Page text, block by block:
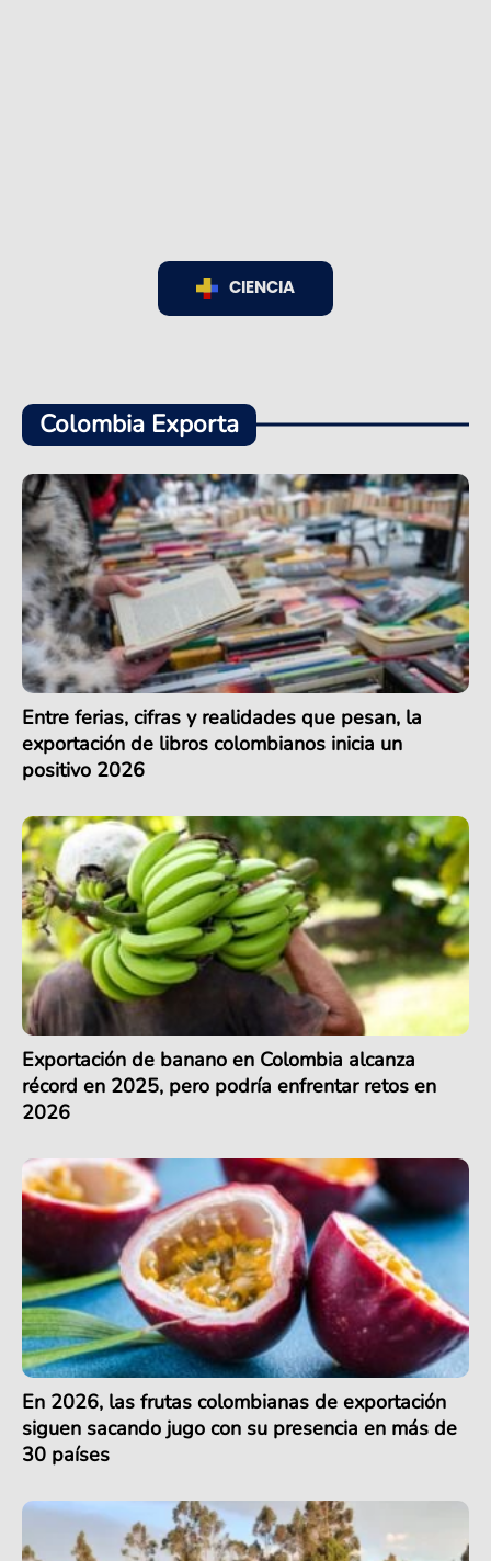
CIENCIA
Colombia Exporta
Entre ferias, cifras y realidades que pesan, la
exportación de libros colombianos inicia un
positivo 2026
Exportación de banano en Colombia alcanza
récord en 2025, pero podría enfrentar retos en
2026
En 2026, las frutas colombianas de exportación
siguen sacando jugo con su presencia en más de
30 países